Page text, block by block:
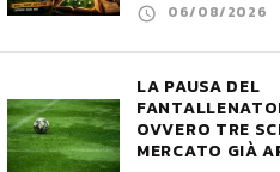
06/08/2026
LA PAUSA DEL
OVVERO TRE
MERCATO GIÀ